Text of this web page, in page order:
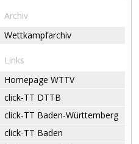
Archiv
Wettkampfarchiv
Links
Homepage WTTV
click-TT DTTB
click-TT Baden-Württemberg
click-TT Baden